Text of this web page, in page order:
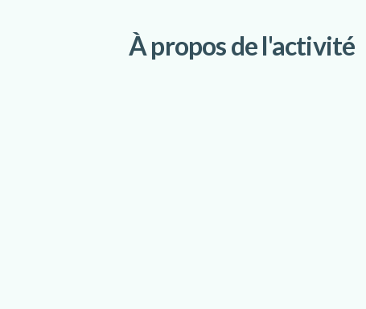
À propos de l'activité